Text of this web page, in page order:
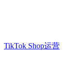
TikTok Shop运营